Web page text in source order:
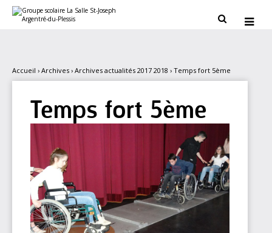
contenu.
personnels
 
Accueil › Archives › Archives actualités 2017 2018 › Temps fort 5ème
Temps fort 5ème